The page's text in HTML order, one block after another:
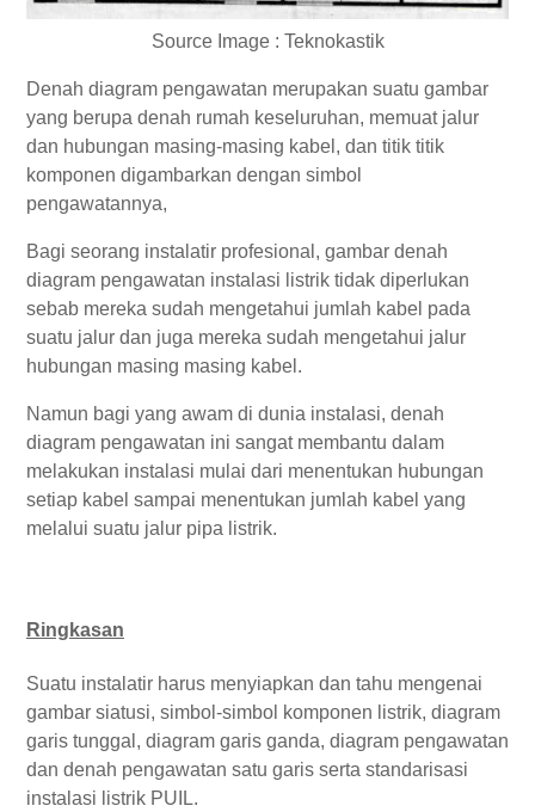
Source Image : Teknokastik
Denah diagram pengawatan merupakan suatu gambar
yang berupa denah rumah keseluruhan, memuat jalur
dan hubungan masing-masing kabel, dan titik titik
komponen digambarkan dengan simbol
pengawatannya,
Bagi seorang instalatir profesional, gambar denah
diagram pengawatan instalasi listrik tidak diperlukan
sebab mereka sudah mengetahui jumlah kabel pada
suatu jalur dan juga mereka sudah mengetahui jalur
hubungan masing masing kabel.
Namun bagi yang awam di dunia instalasi, denah
diagram pengawatan ini sangat membantu dalam
melakukan instalasi mulai dari menentukan hubungan
setiap kabel sampai menentukan jumlah kabel yang
melalui suatu jalur pipa listrik.
Ringkasan
Suatu instalatir harus menyiapkan dan tahu mengenai
gambar siatusi, simbol-simbol komponen listrik, diagram
garis tunggal, diagram garis ganda, diagram pengawatan
dan denah pengawatan satu garis serta standarisasi
instalasi listrik PUIL.